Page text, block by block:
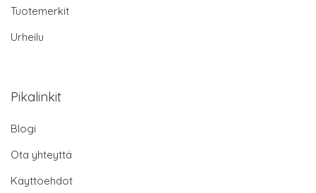
Tuotemerkit
Urheilu
Pikalinkit
Blogi
Ota yhteyttä
Käyttöehdot